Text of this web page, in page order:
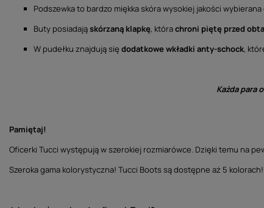
Podszewka to bardzo miękka skóra wysokiej jakości
Buty posiadająskórzaną klapkę, którachroni piętę przed
W pudełku znajdują się dodatkowe wkładki anty-schock,
Każda para
Pamiętaj!
Oficerki Tucci występują w szerokiej rozmiarówce. Dzięki temu na
Szeroka gama kolorystyczna! Tucci Boots są dostępne aż 5 kolorach!